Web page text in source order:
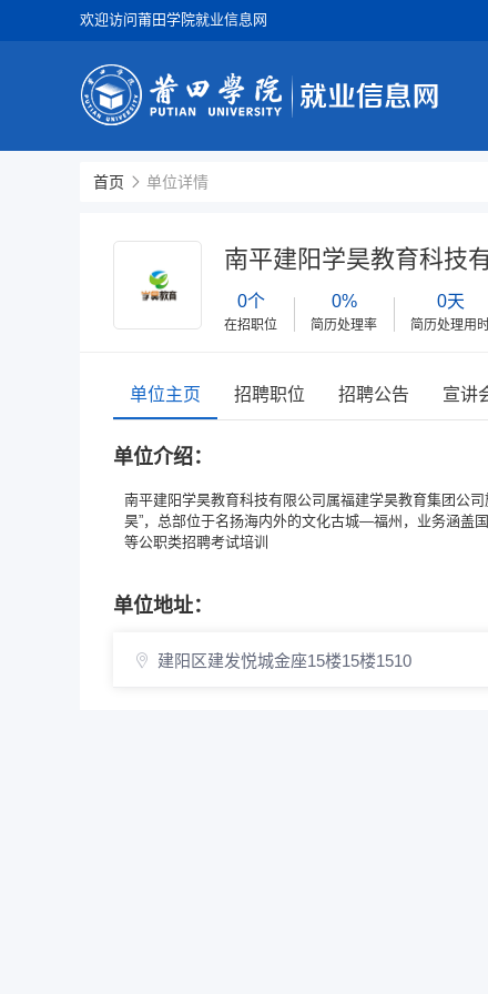
欢迎访问莆田学院就业信息网
首页 单位详情
南平建阳学昊教育科技
0个
在招职位
0%
简历处理率
0天
简历处理用
单位主页 招聘职位 招聘公告 宣讲
单位介绍：
南平建阳学昊教育科技有限公司属福建学昊教育集团公
昊”，总部位于名扬海内外的文化古城—福州，业务涵盖
等公职类招聘考试培训
单位地址：
建阳区建发悦城金座15楼15楼1510